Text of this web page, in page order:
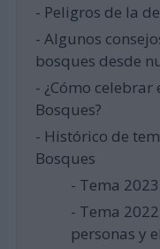
- Peligros de la
- Algunos
bosques desde
- ¿Cómo
Bosques?
- Histórico de
Bosques
- Tema
- Tema
personas y